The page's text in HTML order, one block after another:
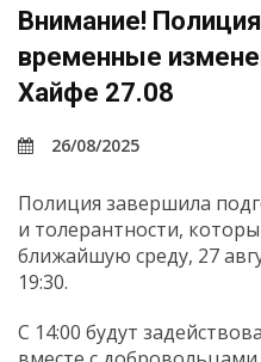
Внимание!
временные
Хайфе 27.08
26/08/2025
Полиция завершила
и толерантности,
ближайшую среду, 27
19:30.
С 14:00 будут